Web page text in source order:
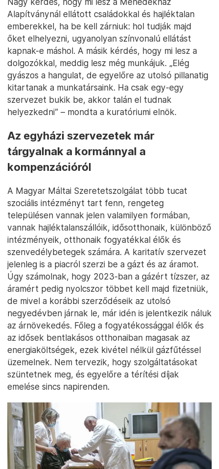
Alapítványnál ellátott családokkal és hajléktalan
emberekkel, ha be kell zárniuk: hol tudják majd
őket elhelyezni, ugyanolyan színvonalú ellátást
kapnak-e máshol. A másik kérdés, hogy mi lesz a
dolgozókkal, meddig lesz még munkájuk. „Elég
gyászos a hangulat, de egyelőre az utolsó pillanatig
kitartanak a munkatársaink. Ha csak egy-egy
szervezet bukik be, akkor talán el tudnak
helyezkedni” – mondta a kuratóriumi elnök.
Az egyházi szervezetek már
tárgyalnak a kormánnyal a
kompenzációról
A Magyar Máltai Szeretetszolgálat több tucat
szociális intézményt tart fenn, rengeteg
településen vannak jelen valamilyen formában,
vannak hajléktalanszállóik, idősotthonaik, különböző
intézményeik, otthonaik fogyatékkal élők és
szenvedélybetegek számára. A karitatív szervezet
jelenleg is a piacról szerzi be a gázt és az áramot.
Úgy számolnak, hogy 2023-ban a gázért tízszer, az
áramért pedig nyolcszor többet kell majd fizetniük,
de mivel a korábbi szerződéseik az utolsó
negyedévben járnak le, már idén is jelentkezik náluk
az árnövekedés. Főleg a fogyatékossággal élők és
az idősek bentlakásos otthonaiban magasak az
energiaköltségek, ezek kivétel nélkül gázfűtéssel
üzemelnek. Nem tervezik, hogy szolgáltatásokat
szüntetnek meg, és egyelőre a térítési díjak
emelése sincs napirenden.